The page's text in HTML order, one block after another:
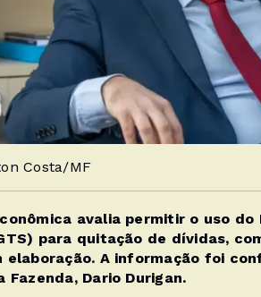
Costa/MF
avalia permitir o uso do
para quitação de dívidas,
elaboração. A informação foi
Fazenda, Dario Durigan.